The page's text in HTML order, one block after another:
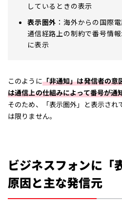
しているときの表示
表示圏外 ：海外からの国際
通信経路上の制約で番号情
に表示
このように「非通知」は発信者の意
は通信上の仕組みによって番号が通
そのため、「表示圏外」と表示され
は限りません。
ビジネスフォンに「
原因と主な発信元